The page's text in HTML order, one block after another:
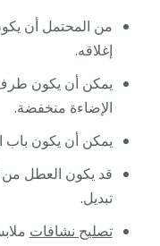
من المحتمل أن
إغلاقه.
يمكن أن يكون طرف
الإضاءة منخفضة.
يمكن أن يكون باب
قد يكون العطل من
تبديل.
تصليح نشافات